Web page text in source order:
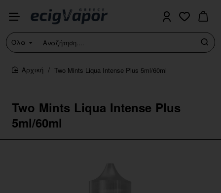
Όλα
Αναζήτηση....
Two Mints Liqua Intense Plus
5ml/60ml
home
Two Mints Liqua Intense Plus 5ml/60ml